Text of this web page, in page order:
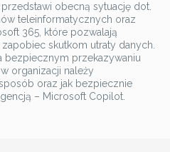
obecną sytuację dot.
teleinformatycznych oraz
365, które pozwalają
skutkom utraty danych.
bezpiecznym przekazywaniu
organizacji należy
oraz jak bezpiecznie
– Microsoft Copilot.